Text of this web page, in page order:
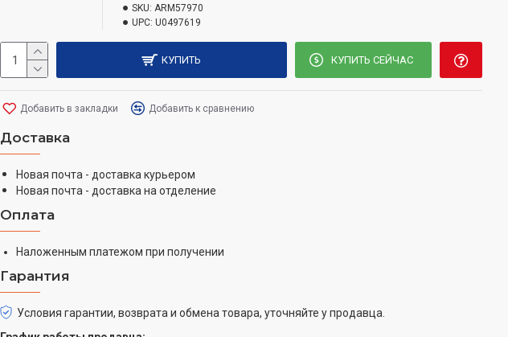
SKU: ARM57970
UPC: U0497619
КУПИТЬ КУПИТЬ СЕЙЧАС
Добавить в закладки Добавить к сравнению
Доставка
Новая почта - доставка курьером
Новая почта - доставка на отделение
Оплата
Наложенным платежом при получении
Гарантия
Условия гарантии, возврата и обмена товара, уточняйте у продавца.